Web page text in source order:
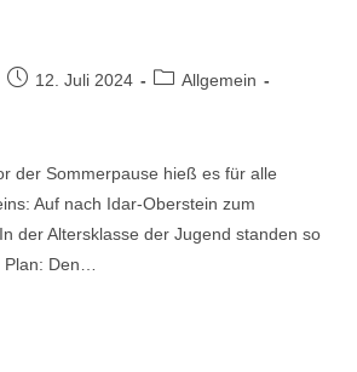
Beitrag12. Juli 2024
Beitrags-
Allgemein
der Sommerpause hieß es für alle
Auf nach Idar-Oberstein zum
der Altersklasse der Jugend standen so
Den…